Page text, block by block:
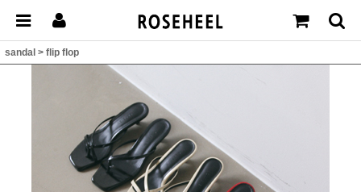
sandal > flip flop